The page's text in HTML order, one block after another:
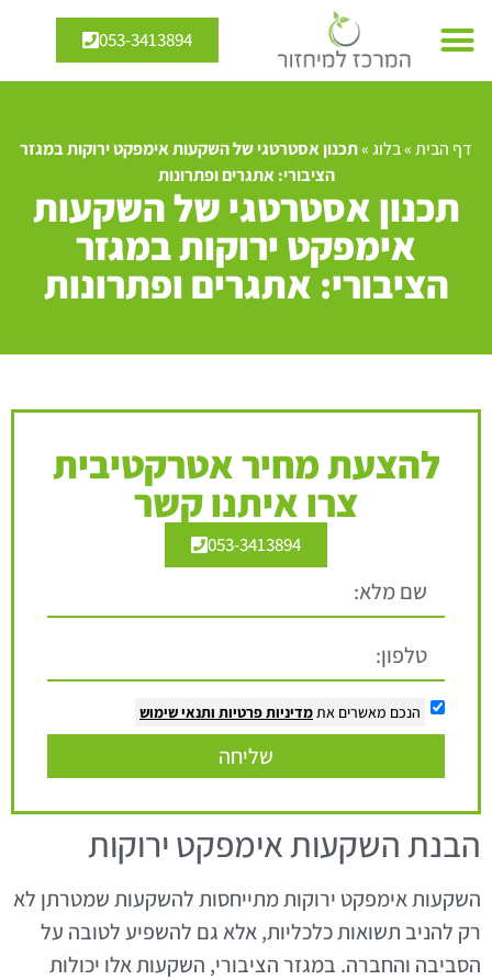
053-3413894
דף הבית»בלוג»תכנון אסטרטגי של השקעות אימפקט ירוקות במגזר
הציבורי: אתגרים ופתרונות
תכנון אסטרטגי של השקעות
אימפקט ירוקות במגזר
הציבורי: אתגרים ופתרונות
להצעת מחיר אטרקטיבית
צרו איתנו קשר
053-3413894
הנכם מאשרים את מדיניות פרטיות ותנאי שימוש
שליחה
הבנת השקעות אימפקט ירוקות
השקעות אימפקט ירוקות מתייחסות להשקעות שמטרתן לא
רק להניב תשואות כלכליות, אלא גם להשפיע לטובה על
הסביבה והחברה. במגזר הציבורי, השקעות אלו יכולות